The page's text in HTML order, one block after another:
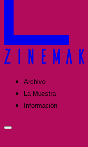
Archivo
La Muestra
Información